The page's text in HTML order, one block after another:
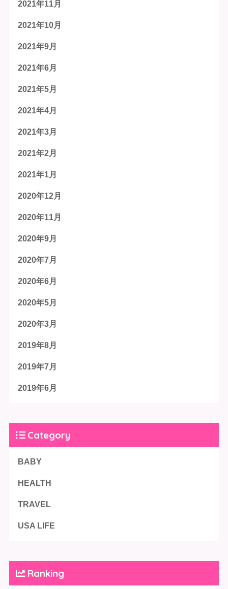
2021年11月
2021年10月
2021年9月
2021年6月
2021年5月
2021年4月
2021年3月
2021年2月
2021年1月
2020年12月
2020年11月
2020年9月
2020年7月
2020年6月
2020年5月
2020年3月
2019年8月
2019年7月
2019年6月
Category
BABY
HEALTH
TRAVEL
USA LIFE
Ranking